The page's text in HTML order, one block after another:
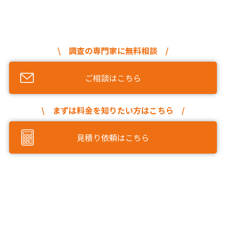
\ 調査の専門家に無料相談 /
ご相談はこちら
\ まずは料金を知りたい方はこちら /
見積り依頼はこちら